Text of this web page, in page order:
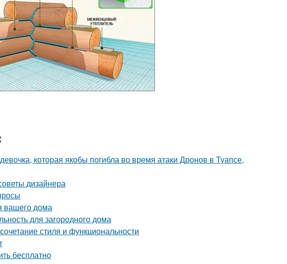
которая якобы погибла во время атаки Дронов в Туапсе,
дизайнера
вашего дома
для загородного дома
стиля и функциональности
бесплатно